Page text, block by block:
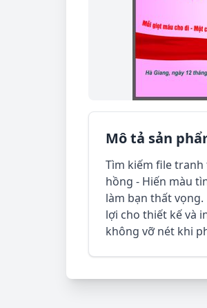
Mô tả sản
Tìm kiếm file
hồng - Hiến màu
làm bạn thất vọng.
lợi cho thiết kế và
không vỡ nét khi